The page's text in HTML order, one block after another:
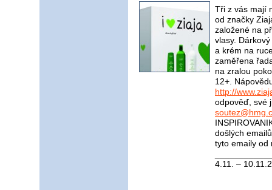
Tři z vás mají
od značky
založené na
vlasy.
a krém na
zaměřena
na zralou
12+.
http://
odpověď, své
došlých
tyto emaily od
4.11. –